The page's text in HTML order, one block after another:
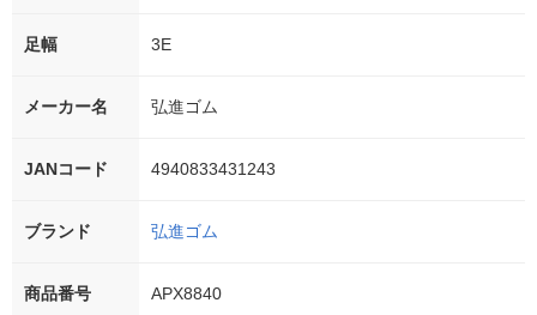
足幅 3E
メーカー名 弘進ゴム
JANコード 4940833431243
ブランド 弘進ゴム
商品番号 APX8840